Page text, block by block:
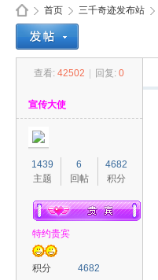
首页
›
三千奇迹发布站
查看: 42502 回复: 0
宣传大使
1439
主题
6
回帖
4682
积分
特约贵宾
积分
4682